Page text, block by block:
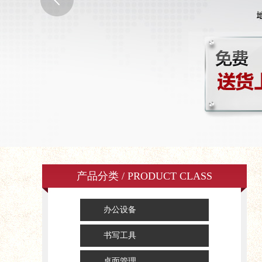
产品分类 / PRODUCT CLASS
办公设备
书写工具